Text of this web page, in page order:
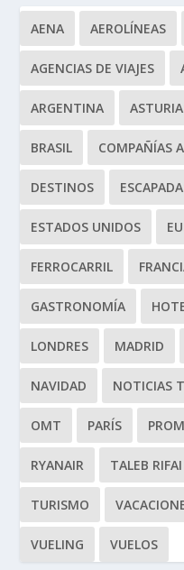
AENA AEROLÍNEAS
AGENCIAS DE VIAJES
ARGENTINA
BRASIL COMPAÑÍAS
DESTINOS
ESTADOS UNIDOS
FERROCARRIL
GASTRONOMÍA
LONDRES MADRID
NAVIDAD NOTICIAS
OMT PARÍS
RYANAIR TALEB RIFAI
TURISMO
VUELING VUELOS